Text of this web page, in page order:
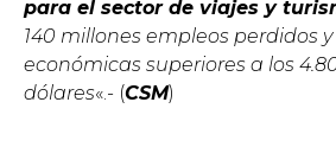
para el sector de viajes y
140 millones empleos perdidos
económicas superiores a los
dólares«.- (CSM)